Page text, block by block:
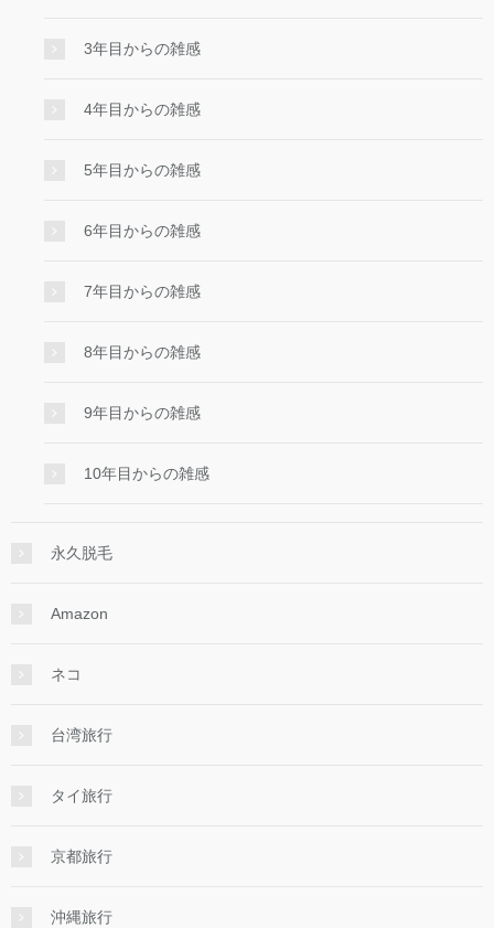
3年目からの雑感
4年目からの雑感
5年目からの雑感
6年目からの雑感
7年目からの雑感
8年目からの雑感
9年目からの雑感
10年目からの雑感
永久脱毛
Amazon
ネコ
台湾旅行
タイ旅行
京都旅行
沖縄旅行